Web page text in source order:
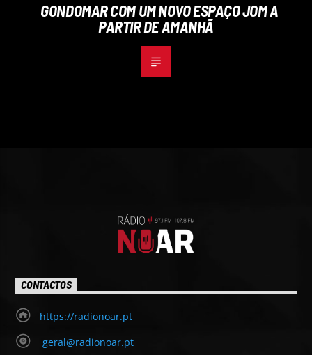
GONDOMAR COM UM NOVO ESPAÇO JOM A
PARTIR DE AMANHÃ
CONTACTOS
https://radionoar.pt
geral@radionoar.pt